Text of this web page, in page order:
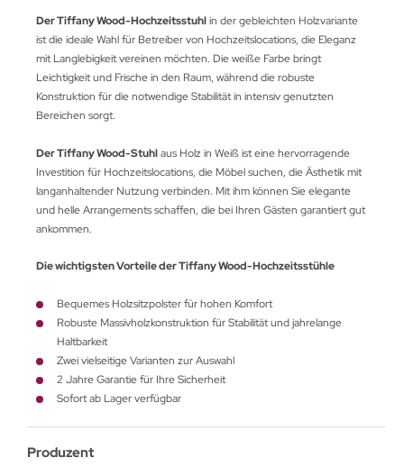
Der Tiffany Wood-Hochzeitsstuhlin der gebleichten Holzvariante
ist die ideale Wahl für Betreiber von Hochzeitslocations, die Eleganz
mit Langlebigkeit vereinen möchten. Die weiße Farbe bringt
Leichtigkeit und Frische in den Raum, während die robuste
Konstruktion für die notwendige Stabilität in intensiv genutzten
Bereichen sorgt.
Der Tiffany Wood-Stuhlaus Holz in Weiß ist eine hervorragende
Investition für Hochzeitslocations, die Möbel suchen, die Ästhetik mit
langanhaltender Nutzung verbinden. Mit ihm können Sie elegante
und helle Arrangements schaffen, die bei Ihren Gästen garantiert gut
ankommen.
Die wichtigsten Vorteile der Tiffany Wood-Hochzeitsstühle
Bequemes Holzsitzpolster für hohen Komfort
Robuste Massivholzkonstruktion für Stabilität und jahrelange
Haltbarkeit
Zwei vielseitige Varianten zur Auswahl
2 Jahre Garantie für Ihre Sicherheit
Sofort ab Lager verfügbar
Produzent